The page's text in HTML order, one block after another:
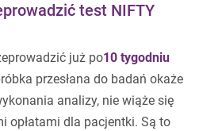
test NIFTY
już po10 tygodniu
przesłana do badań okaże
analizy, nie wiąże się
opłatami dla pacjentki. Są to